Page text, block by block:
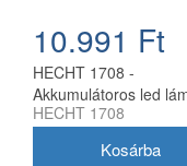
10.991 Ft
HECHT 1708 -
Akkumulátoros led
HECHT 1708